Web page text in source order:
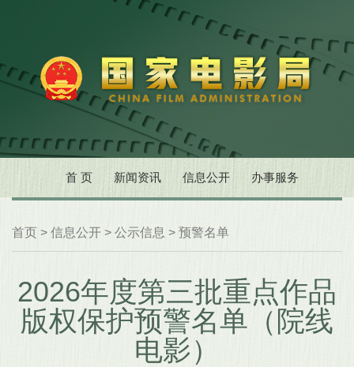
首 页 新闻资讯 信息公开 办事服务
首页 > 信息公开 > 公示信息 > 预警名单
2026年度第三批重点作品
版权保护预警名单（院线
电影）